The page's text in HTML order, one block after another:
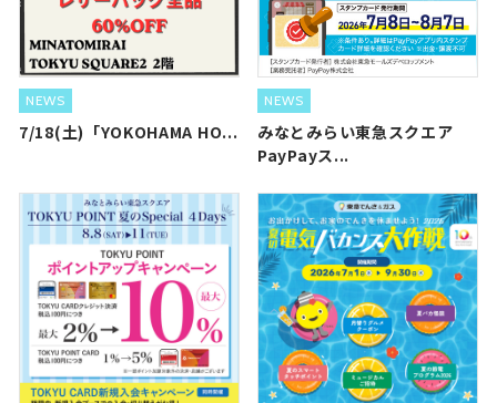
NEWS
7/18(土)「YOKOHAMA HO...
NEWS
みなとみらい東急スクエア
PayPayス...